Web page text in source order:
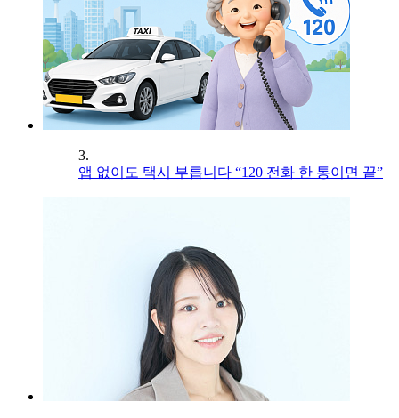
3.
앱 없이도 택시 부릅니다 “120 전화 한 통이면 끝”